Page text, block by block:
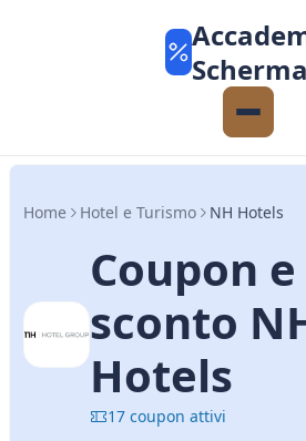
Scherma
Home Hotel e Turismo NH Hotels
Coupon
sconto
Hotels
17 coupon attivi